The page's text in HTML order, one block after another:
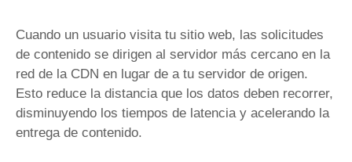
Cuando un usuario visita tu sitio web, las solicitudes
de contenido se dirigen al servidor más cercano en la
red de la CDN en lugar de a tu servidor de origen.
Esto reduce la distancia que los datos deben recorrer,
disminuyendo los tiempos de latencia y acelerando la
entrega de contenido.